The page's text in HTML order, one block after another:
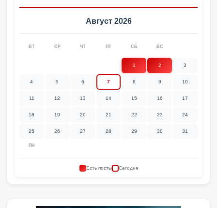
Август 2026
ПН
ВТ СР ЧТ ПТ СБ ВС
1 2 3
4 5 6 7 8 9 10
11 12 13 14 15 16 17
18 19 20 21 22 23 24
25 26 27 28 29 30 31
Есть посты Сегодня